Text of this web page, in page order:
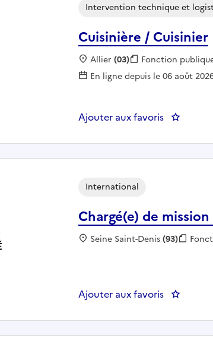
Cuisinière / Cuisinier
Intervention technique et
Localisation :
Allier(03) Fonction
Fonction
En ligne depuis le 06 août
Ajouter aux favoris :
Chargé(e) de
International
Localisation :
Seine Saint-Denis(93)
Ajouter aux favoris :